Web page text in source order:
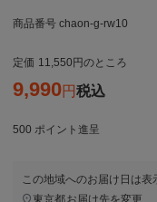
商品番号 chaon-g-rw10
定価 11,550 のところ
9,990 税込
500 ポイント進呈
この地域へのお届け日は表
東京都お届け先を変更